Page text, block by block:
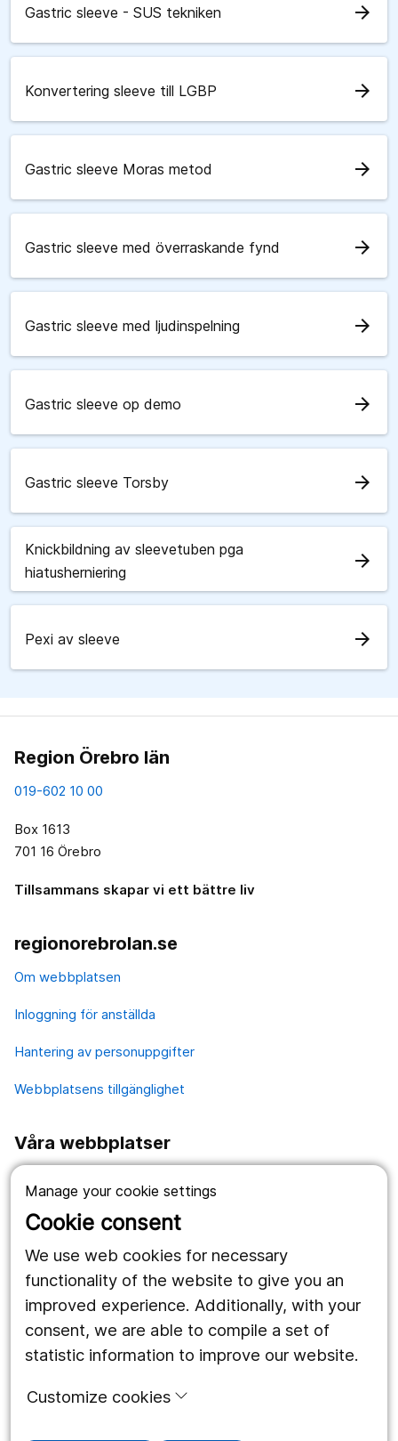
Manage your cookie settings
Cookie consent
We use web cookies for necessary
functionality of the website to give you an
improved experience. Additionally, with your
consent, we are able to compile a set of
statistic information to improve our website.
Customize cookies
Gastric sleeve - SUS tekniken arrow_forward
Konvertering sleeve till LGBP arrow_forward
Gastric sleeve Moras metod arrow_forward
Gastric sleeve med överraskande fynd arrow_forward
Gastric sleeve med ljudinspelning arrow_forward
Gastric sleeve op demo arrow_forward
Gastric sleeve Torsby arrow_forward
Knickbildning av sleevetuben pga
hiatusherniering
arrow_forward
Pexi av sleeve arrow_forward
Region Örebro län
019-602 10 00
Box 1613
701 16 Örebro
Tillsammans skapar vi ett bättre liv
regionorebrolan.se
Om webbplatsen
Inloggning för anställda
Hantering av personuppgifter
Webbplatsens tillgänglighet
Våra webbplatser
Länstrafiken
Region Örebro län
Följ oss
Facebook